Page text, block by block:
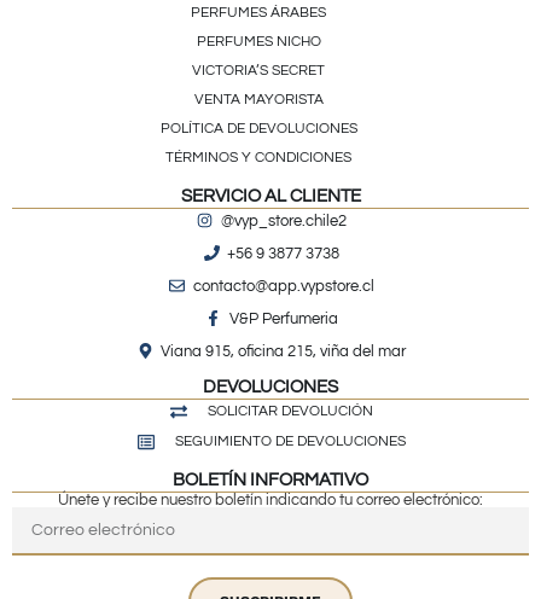
PERFUMES ÁRABES
PERFUMES NICHO
VICTORIA’S SECRET
VENTA MAYORISTA
POLÍTICA DE DEVOLUCIONES
TÉRMINOS Y CONDICIONES
SERVICIO AL CLIENTE
@vyp_store.chile2
+56 9 3877 3738
contacto@app.vypstore.cl
V&P Perfumeria
Viana 915, oficina 215, viña del mar
DEVOLUCIONES
SOLICITAR DEVOLUCIÓN
SEGUIMIENTO DE DEVOLUCIONES
BOLETÍN INFORMATIVO
Únete y recibe nuestro boletín indicando tu correo electrónico: